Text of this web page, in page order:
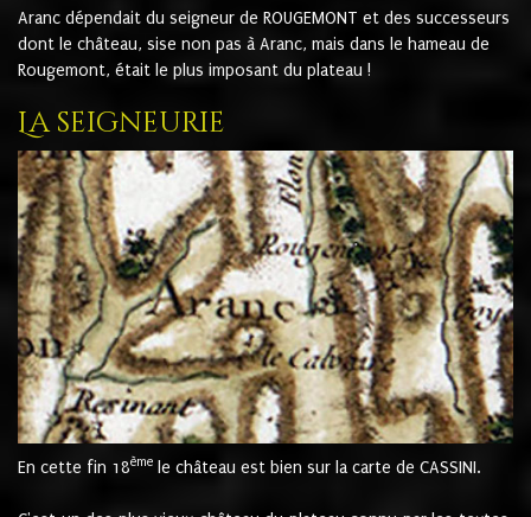
Aranc dépendait du seigneur de ROUGEMONT et des successeurs
dont le château, sise non pas à Aranc, mais dans le hameau de
Rougemont, était le plus imposant du plateau !
La seigneurie
En cette fin 18ème le château est bien sur la carte de CASSINI.